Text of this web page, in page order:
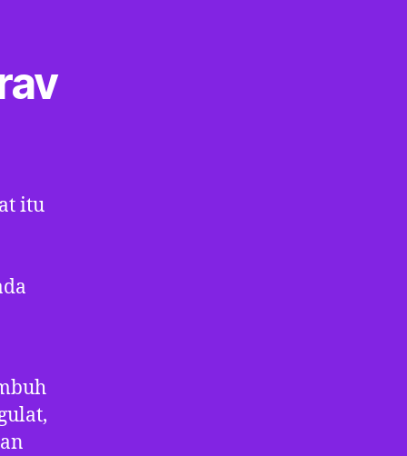
itu